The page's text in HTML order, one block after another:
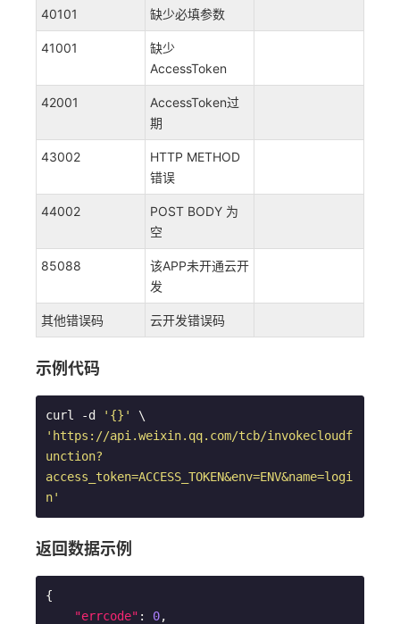
40101 缺少必填参数
41001
缺少
AccessToken
42001
AccessToken过
期
43002
HTTP METHOD
错误
44002
POST BODY 为
空
85088
该APP未开通云开
发
其他错误码 云开发错误码
示例代码
curl -d '{}'
'https://api.weixin.qq.com/tcb/invokecloudf
unction?
access_token=ACCESS_TOKEN&env=ENV&name=logi
n'
返回数据示例
{
"errcode" : 0,